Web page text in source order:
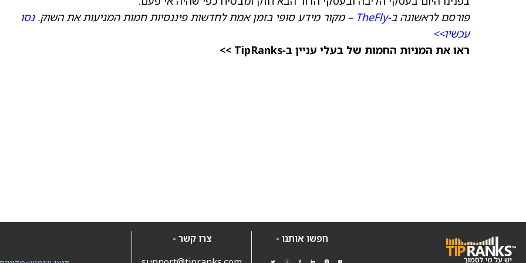
פורסם לראשונה ב‑TheFly – מקור מידע סופי בזמן אמת לחדשות פיננסיות חמות המניעות את השוק.נסו
עכשיו>>
ראו את המניות החמות של בעלי עניין ב‑TipRanks >>
חפשו אותנו -
צרו קשר -